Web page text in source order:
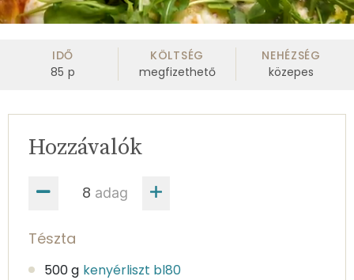
IDŐ
85 p
KÖLTSÉG
megfizethető
NEHÉZSÉG
közepes
adag
Hozzávalók
Tészta
500 g kenyérliszt bl80